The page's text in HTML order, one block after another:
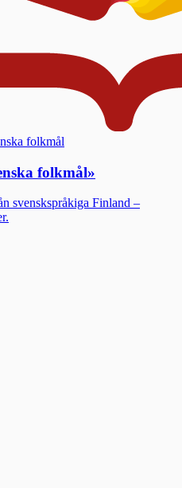
folkmål
folkmål»
svenskspråkiga Finland –